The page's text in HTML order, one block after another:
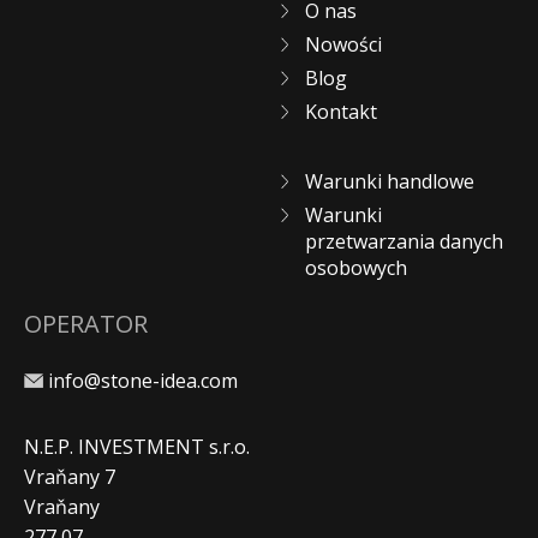
O nas
Nowości
Blog
Kontakt
Warunki handlowe
Warunki
przetwarzania danych
osobowych
OPERATOR
info@stone-idea.com
N.E.P. INVESTMENT s.r.o.
Vraňany 7
Vraňany